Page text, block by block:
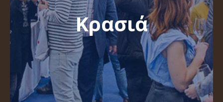
Κρασιά